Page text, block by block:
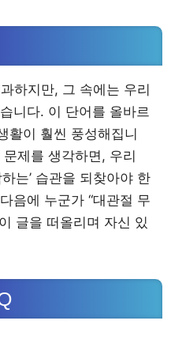
하지만, 그 속에는 우리
니다. 이 단어를 올바르
활이 훨씬 풍성해집니
제를 생각하면, 우리
는’ 습관을 되찾아야 한
음에 누군가 “대관절 무
글을 떠올리며 자신 있